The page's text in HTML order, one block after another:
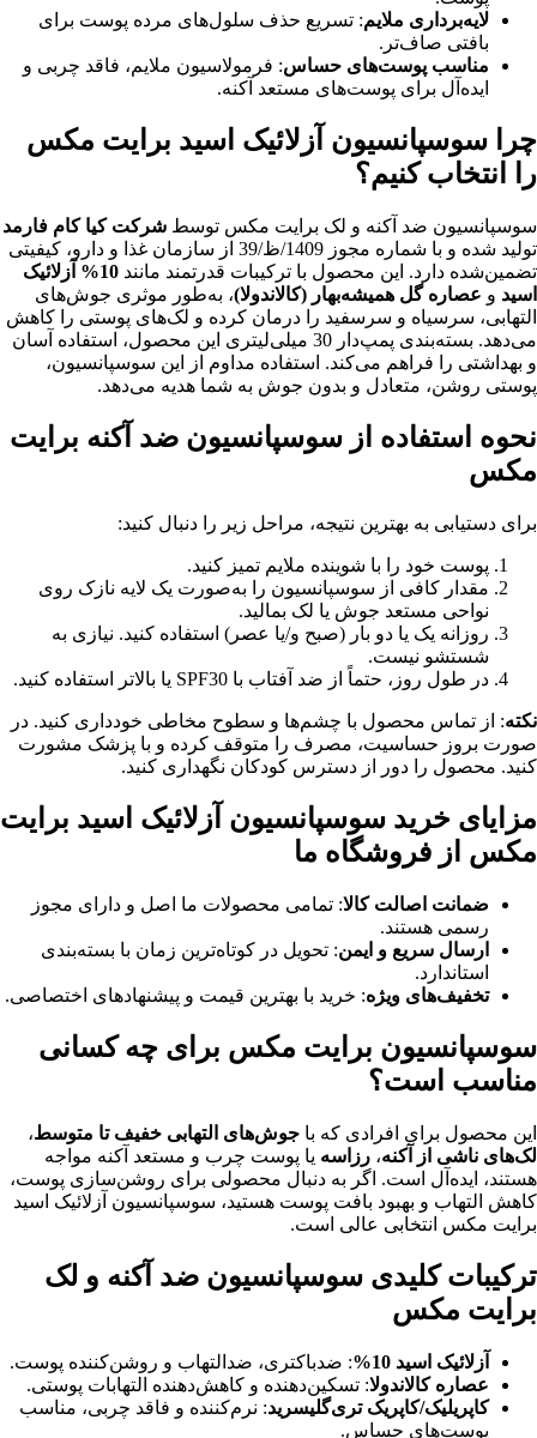
لایه‌برداری ملایم: تسریع حذف سلول‌های مرده پوست برای
بافتی صاف‌تر.
مناسب پوست‌های حساس: فرمولاسیون ملایم، فاقد چربی و
ایده‌آل برای پوست‌های مستعد آکنه.
چرا سوسپانسیون آزلائیک اسید برایت مکس
را انتخاب کنیم؟
سوسپانسیون ضد آکنه و لک برایت مکس توسط شرکت کیا کام فارمد
تولید شده و با شماره مجوز 1409/ظ/39 از سازمان غذا و دارو، کیفیتی
تضمین‌شده دارد. این محصول با ترکیبات قدرتمند مانند
10% آزلائیک
اسید و عصاره گل همیشه‌بهار (کالاندولا)، به‌طور موثری جوش‌های
التهابی، سرسیاه و سرسفید را درمان کرده و لک‌های پوستی را کاهش
می‌دهد. بسته‌بندی پمپ‌دار 30 میلی‌لیتری این محصول، استفاده آسان
و بهداشتی را فراهم می‌کند. استفاده مداوم از این سوسپانسیون،
پوستی روشن، متعادل و بدون جوش به شما هدیه می‌دهد.
نحوه استفاده از سوسپانسیون ضد آکنه برایت
مکس
برای دستیابی به بهترین نتیجه، مراحل زیر را دنبال کنید:
پوست خود را با شوینده ملایم تمیز کنید.
مقدار کافی از سوسپانسیون را به‌صورت یک لایه نازک روی
نواحی مستعد جوش یا لک بمالید.
روزانه یک یا دو بار (صبح و/یا عصر) استفاده کنید. نیازی به
شستشو نیست.
در طول روز، حتماً از ضد آفتاب با SPF30 یا بالاتر استفاده کنید.
نکته: از تماس محصول با چشم‌ها و سطوح مخاطی خودداری کنید. در
صورت بروز حساسیت، مصرف را متوقف کرده و با پزشک مشورت
کنید. محصول را دور از دسترس کودکان نگهداری کنید.
مزایای خرید سوسپانسیون آزلائیک اسید برایت
مکس از فروشگاه ما
ضمانت اصالت کالا: تمامی محصولات ما اصل و دارای مجوز
رسمی هستند.
ارسال سریع و ایمن: تحویل در کوتاه‌ترین زمان با بسته‌بندی
استاندارد.
تخفیف‌های ویژه: خرید با بهترین قیمت و پیشنهادهای اختصاصی.
سوسپانسیون برایت مکس برای چه کسانی
مناسب است؟
این محصول برای افرادی که با جوش‌های التهابی خفیف تا متوسط،
لک‌های ناشی از آکنه، رزاسه یا پوست چرب و مستعد آکنه مواجه
هستند، ایده‌آل است. اگر به دنبال محصولی برای روشن‌سازی پوست،
کاهش التهاب و بهبود بافت پوست هستید، سوسپانسیون آزلائیک اسید
برایت مکس انتخابی عالی است.
ترکیبات کلیدی سوسپانسیون ضد آکنه و لک
برایت مکس
آزلائیک اسید 10%
: ضدباکتری، ضدالتهاب و روشن‌کننده پوست.
عصاره کالاندولا: تسکین‌دهنده و کاهش‌دهنده التهابات پوستی.
کاپریلیک/کاپریک تری‌گلیسرید: نرم‌کننده و فاقد چربی، مناسب
پوست‌های حساس.